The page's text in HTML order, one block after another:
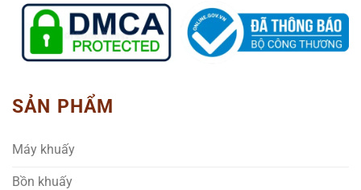
SẢN PHẨM
Máy khuấy
Bồn khuấy